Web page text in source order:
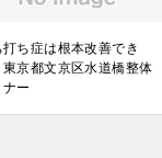
打ち症は根本改善でき
東京都文京区水道橋整体
ー